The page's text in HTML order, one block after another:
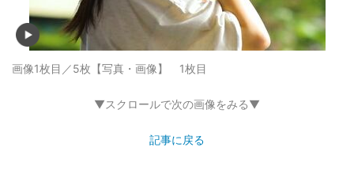
画像1枚目／5枚 【写真・画像】 1枚目
▼スクロールで次の画像をみる▼
記事に戻る